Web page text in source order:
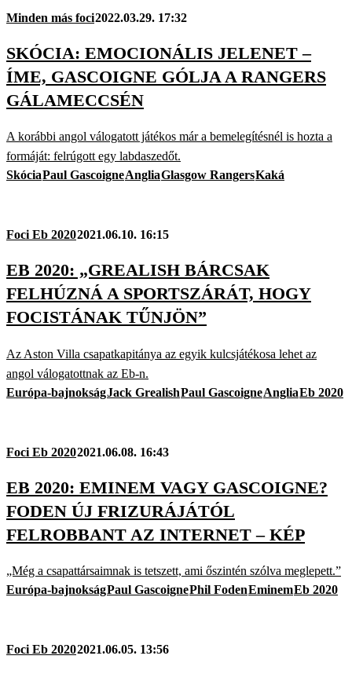
Minden más foci2022.03.29. 17:32
SKÓCIA: EMOCIONÁLIS JELENET –
ÍME, GASCOIGNE GÓLJA A RANGERS
GÁLAMECCSÉN
A korábbi angol válogatott játékos már a bemelegítésnél is hozta a
formáját: felrúgott egy labdaszedőt.
SkóciaPaul GascoigneAngliaGlasgow RangersKaká
Foci Eb 20202021.06.10. 16:15
EB 2020: „GREALISH BÁRCSAK
FELHÚZNÁ A SPORTSZÁRÁT, HOGY
FOCISTÁNAK TŰNJÖN”
Az Aston Villa csapatkapitánya az egyik kulcsjátékosa lehet az
angol válogatottnak az Eb-n.
Európa-bajnokságJack GrealishPaul GascoigneAngliaEb 2020
Foci Eb 20202021.06.08. 16:43
EB 2020: EMINEM VAGY GASCOIGNE?
FODEN ÚJ FRIZURÁJÁTÓL
FELROBBANT AZ INTERNET – KÉP
„Még a csapattársaimnak is tetszett, ami őszintén szólva meglepett.”
Európa-bajnokságPaul GascoignePhil FodenEminemEb 2020
Foci Eb 20202021.06.05. 13:56